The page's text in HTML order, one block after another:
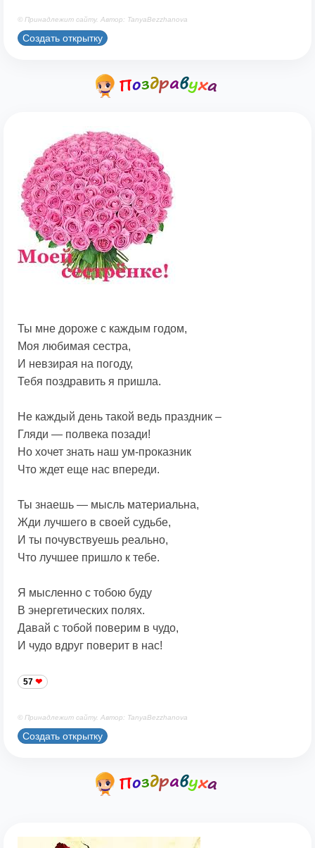
© Принадлежит сайту. Автор: TanyaBezzhanova
Создать открытку
Ты мне дороже с каждым годом,
Моя любимая сестра,
И невзирая на погоду,
Тебя поздравить я пришла.
Не каждый день такой ведь праздник –
Гляди — полвека позади!
Но хочет знать наш ум-проказник
Что ждет еще нас впереди.
Ты знаешь — мысль материальна,
Жди лучшего в своей судьбе,
И ты почувствуешь реально,
Что лучшее пришло к тебе.
Я мысленно с тобою буду
В энергетических полях.
Давай с тобой поверим в чудо,
И чудо вдруг поверит в нас!
57
© Принадлежит сайту. Автор: TanyaBezzhanova
Создать открытку